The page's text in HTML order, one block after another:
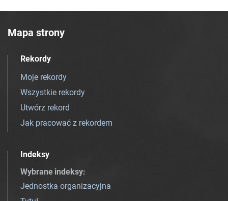
Mapa strony
Rekordy
Moje rekordy
Wszystkie rekordy
Utwórz rekord
Jak pracować z rekordem
Indeksy
Wybrane indeksy:
Jednostka organizacyjna